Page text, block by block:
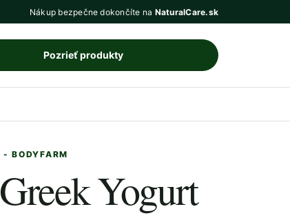
Nákup bezpečne dokončíte na NaturalCare.sk
Pozrieť produkty
- BODYFARM
Yogurt